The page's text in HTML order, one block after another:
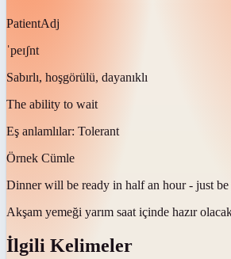
PatientAdj
ˈpeɪʃnt
Sabırlı, hoşgörülü, dayanıklı
The ability to wait
Eş anlamlılar: Tolerant
Örnek Cümle
Dinner will be ready in half an hour - just be
Akşam yemeği yarım saat içinde hazır
İlgili Kelimeler